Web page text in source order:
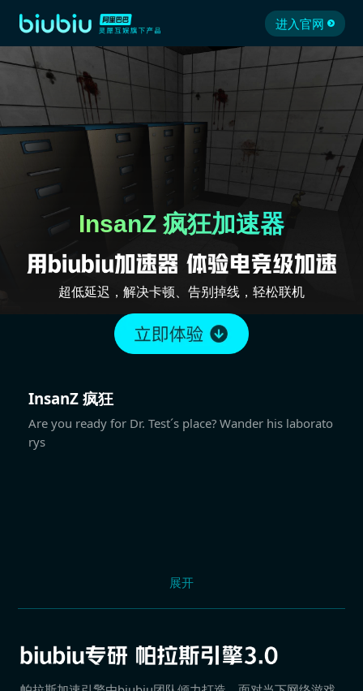
进入官网
InsanZ 疯狂加速器
超低延迟，解决卡顿、告别掉线，轻松联机
InsanZ 疯狂
Are you ready for Dr. Test´s place? Wander his laborato
rys
展开